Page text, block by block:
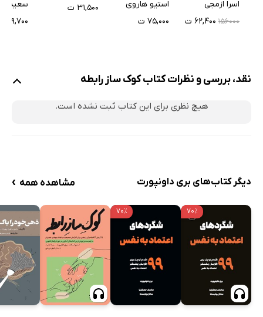
اسرا ازمجی
۱۵۶۰۰۰ ۶۲,۴۰۰ ت
استیو هاروی
۷۵,۰۰۰ ت
۳۱,۵۰۰ ت
۴۹,۷۰۰ ت
نقد، بررسی و نظرات کتاب کوک ساز رابطه
هیچ نظری برای این کتاب ثبت نشده است.
دیگر کتاب‌های بری داونپورت مشاهده همه ›
۷۰٪ ۷۰٪